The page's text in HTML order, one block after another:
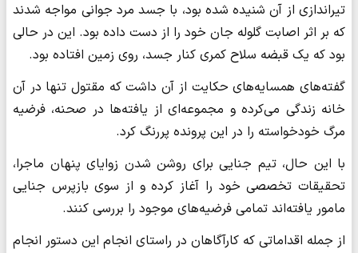
تیراندازی از آن شنیده شده بود، با جسد مرد جوانی مواجه شدند
که بر اثر اصابت گلوله جان خود را از دست داده بود. این در حالی
بود که یک قبضه سلاح کمری کنار جسد، روی زمین افتاده بود.
گفته‌های همسایه‌های حکایت از آن داشت که مقتول تنها در آن
خانه زندگی می‌کرده و مجموعه‌ای از یافته‌ها در صحنه، فرضیه
مرگ خودخواسته را در این پرونده پررنگ کرد.
با این حال، تیم جنایی برای روشن شدن زوایای پنهان ماجرا،
تحقیقات تخصصی خود را آغاز کرده‌ و از سوی بازپرس جنایی
مامور یافته‌اند تمامی فرضیه‌های موجود را بررسی کنند.
از جمله اقداماتی که کارآگاهان در راستای انجام این دستور انجام